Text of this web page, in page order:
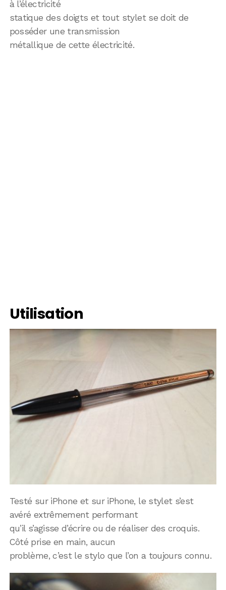
à l’électricité
statique des doigts et tout stylet se doit de
posséder une transmission
métallique de cette électricité.
Utilisation
Testé sur iPhone et sur iPhone, le stylet s’est
avéré extrêmement performant
qu’il s’agisse d’écrire ou de réaliser des croquis.
Côté prise en main, aucun
problème, c’est le stylo que l’on a toujours connu.